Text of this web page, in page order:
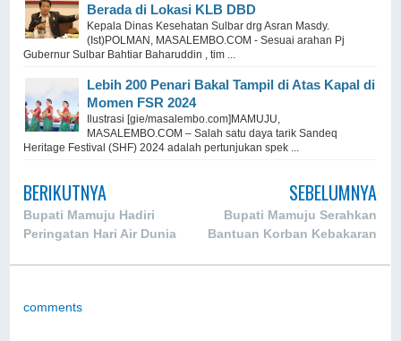
Berada di Lokasi KLB DBD
Kepala Dinas Kesehatan Sulbar drg Asran Masdy.
(Ist)POLMAN, MASALEMBO.COM - Sesuai arahan Pj
Gubernur Sulbar Bahtiar Baharuddin , tim ...
Lebih 200 Penari Bakal Tampil di Atas Kapal di
Momen FSR 2024
Ilustrasi [gie/masalembo.com]MAMUJU,
MASALEMBO.COM – Salah satu daya tarik Sandeq
Heritage Festival (SHF) 2024 adalah pertunjukan spek ...
BERIKUTNYA
Bupati Mamuju Hadiri
Peringatan Hari Air Dunia
SEBELUMNYA
Bupati Mamuju Serahkan
Bantuan Korban Kebakaran
comments